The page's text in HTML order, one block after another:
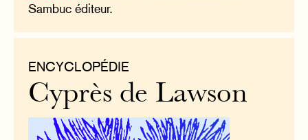
Sambuc éditeur.
ENCYCLOPÉDIE
Cyprès de Lawson